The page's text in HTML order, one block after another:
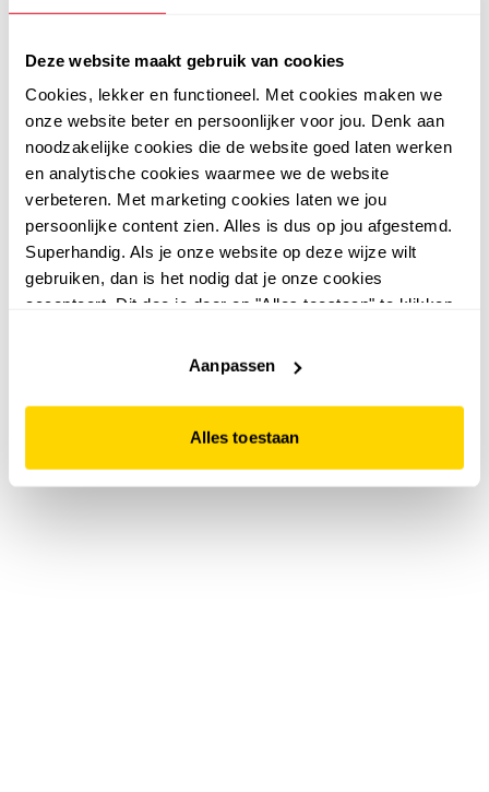
Deze website maakt gebruik van cookies
Cookies, lekker en functioneel. Met cookies maken we
onze website beter en persoonlijker voor jou. Denk aan
noodzakelijke cookies die de website goed laten werken
en analytische cookies waarmee we de website
verbeteren. Met marketing cookies laten we jou
persoonlijke content zien. Alles is dus op jou afgestemd.
Superhandig. Als je onze website op deze wijze wilt
gebruiken, dan is het nodig dat je onze cookies
accepteert. Dit doe je door op "Alles toestaan" te klikken.
website niet optimaal functioneert.
Aanpassen
Alles toestaan